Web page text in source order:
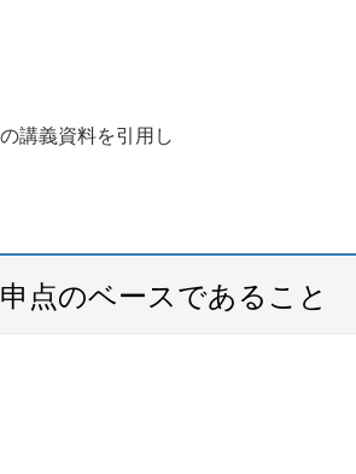
の講義資料を引用し
点のベースであること